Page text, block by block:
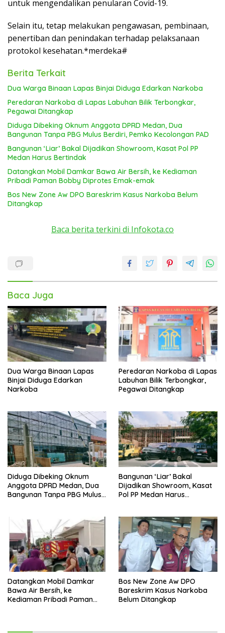
untuk mengendalikan penularan Covid-19.
Selain itu, tetap melakukan pengawasan, pembinaan,
penertiban dan penindakan terhadap pelaksanaan
protokol kesehatan.*merdeka#
Berita Terkait
Dua Warga Binaan Lapas Binjai Diduga Edarkan Narkoba
Peredaran Narkoba di Lapas Labuhan Bilik Terbongkar,
Pegawai Ditangkap
Diduga Dibeking Oknum Anggota DPRD Medan, Dua
Bangunan Tanpa PBG Mulus Berdiri, Pemko Kecolongan PAD
Bangunan ‘Liar’ Bakal Dijadikan Showroom, Kasat Pol PP
Medan Harus Bertindak
Datangkan Mobil Damkar Bawa Air Bersih, ke Kediaman
Pribadi Paman Bobby Diprotes Emak-emak
Bos New Zone Aw DPO Bareskrim Kasus Narkoba Belum
Ditangkap
Baca berita terkini di Infokota.co
Baca Juga
Dua Warga Binaan Lapas
Binjai Diduga Edarkan
Narkoba
Peredaran Narkoba di Lapas
Labuhan Bilik Terbongkar,
Pegawai Ditangkap
Diduga Dibeking Oknum
Anggota DPRD Medan, Dua
Bangunan Tanpa PBG Mulus
Bangunan ‘Liar’ Bakal
Dijadikan Showroom, Kasat
Pol PP Medan Harus
Datangkan Mobil Damkar
Bawa Air Bersih, ke
Kediaman Pribadi Paman
Bos New Zone Aw DPO
Bareskrim Kasus Narkoba
Belum Ditangkap